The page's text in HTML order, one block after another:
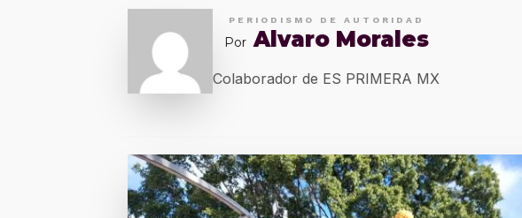
PERIODISMO DE AUTORIDAD
Por Alvaro Morales
Colaborador de ES PRIMERA MX